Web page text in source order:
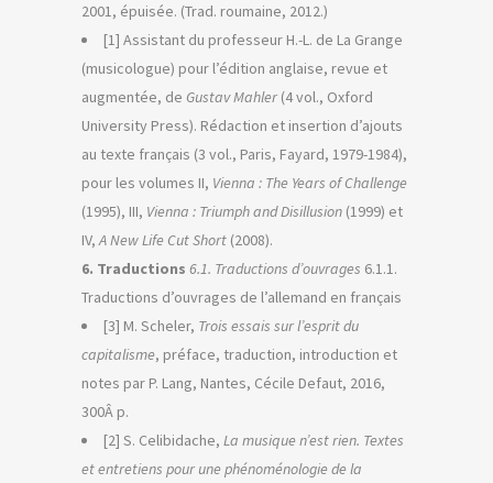
2001, épuisée. (Trad. roumaine, 2012.)
[1] Assistant du professeur H.-L. de La Grange
(musicologue) pour l’édition anglaise, revue et
augmentée, de Gustav Mahler (4 vol., Oxford
University Press). Rédaction et insertion d’ajouts
au texte français (3 vol., Paris, Fayard, 1979-1984),
pour les volumes II, Vienna : The Years of Challenge
(1995), III, Vienna : Triumph and Disillusion (1999) et
IV,A New Life Cut Short (2008).
6. Traductions 6.1. Traductions d’ouvrages 6.1.1.
Traductions d’ouvrages de l’allemand en français
[3] M. Scheler, Trois essais sur l’esprit du
capitalisme, préface, traduction, introduction et
notes par P. Lang, Nantes, Cécile Defaut, 2016,
300Â p.
[2] S. Celibidache, La musique n’est rien. Textes
et entretiens pour une phénoménologie de la